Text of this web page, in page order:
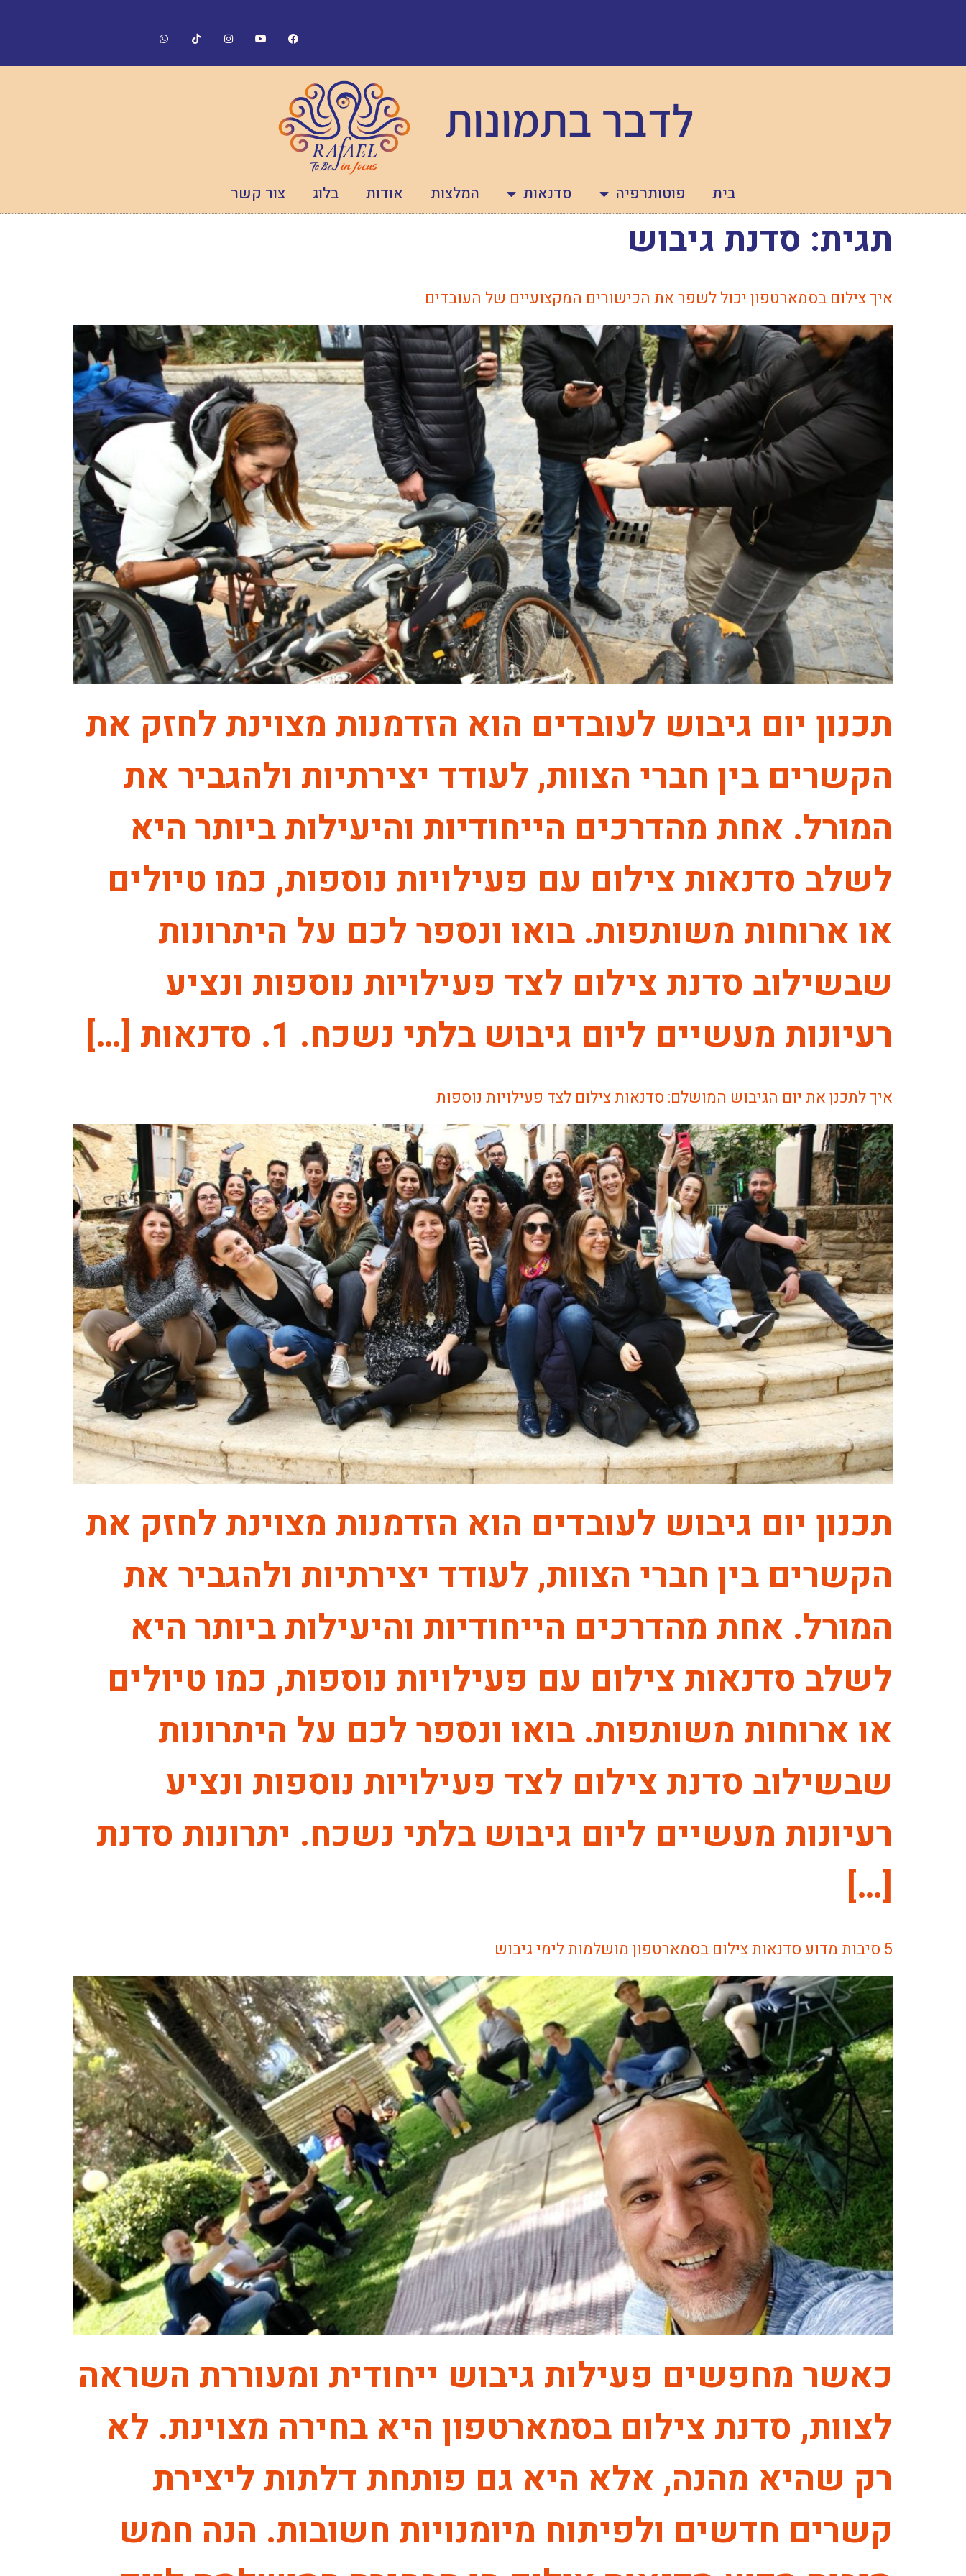
לדבר בתמונות
בית פוטותרפיה סדנאות המלצות אודות בלוג צור קשר
תגית: סדנת גיבוש
איך צילום בסמארטפון יכול לשפר את הכישורים המקצועיים של העובדים
תכנון יום גיבוש לעובדים הוא הזדמנות מצוינת לחזק את
הקשרים בין חברי הצוות, לעודד יצירתיות ולהגביר את
המורל. אחת מהדרכים הייחודיות והיעילות ביותר היא
לשלב סדנאות צילום עם פעילויות נוספות, כמו טיולים
או ארוחות משותפות. בואו ונספר לכם על היתרונות
שבשילוב סדנת צילום לצד פעילויות נוספות ונציע
רעיונות מעשיים ליום גיבוש בלתי נשכח. 1. סדנאות […]
איך לתכנן את יום הגיבוש המושלם: סדנאות צילום לצד פעילויות נוספות
תכנון יום גיבוש לעובדים הוא הזדמנות מצוינת לחזק את
הקשרים בין חברי הצוות, לעודד יצירתיות ולהגביר את
המורל. אחת מהדרכים הייחודיות והיעילות ביותר היא
לשלב סדנאות צילום עם פעילויות נוספות, כמו טיולים
או ארוחות משותפות. בואו ונספר לכם על היתרונות
שבשילוב סדנת צילום לצד פעילויות נוספות ונציע
רעיונות מעשיים ליום גיבוש בלתי נשכח. יתרונות סדנת
[…]
5 סיבות מדוע סדנאות צילום בסמארטפון מושלמות לימי גיבוש
כאשר מחפשים פעילות גיבוש ייחודית ומעוררת השראה
לצוות, סדנת צילום בסמארטפון היא בחירה מצוינת. לא
רק שהיא מהנה, אלא היא גם פותחת דלתות ליצירת
קשרים חדשים ולפיתוח מיומנויות חשובות. הנה חמש